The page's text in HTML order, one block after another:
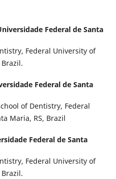
Federal de Santa
Federal University of
Federal de Santa
of Dentistry, Federal
Maria, RS, Brazil
Federal de Santa
Federal University of